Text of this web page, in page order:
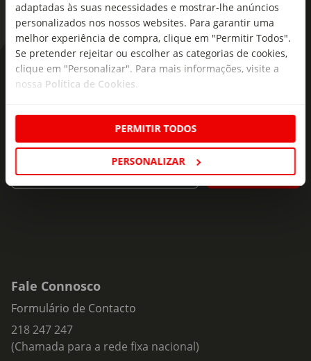
adaptadas às suas necessidades e mostrar-lhe anúncios
personalizados nos nossos websites. Para garantir uma
melhor experiência de compra, clique em "Permitir Todos".
Se pretender rejeitar ou escolher as categorias de cookies,
clique em "Personalizar". Para mais informações, visite a
nossa Política de Cookies.
PERMITIR TODOS
PERSONALIZAR
Garrafa
As novidades mais frescas no
seu e-mail!
Subscreva e descubra campanhas exclusivas,
ofertas e novidades para si.
mail
Subscrever
Fale Connosco
Formulário de Contacto
218 247 247
(Chamada para a rede fixa nacional)